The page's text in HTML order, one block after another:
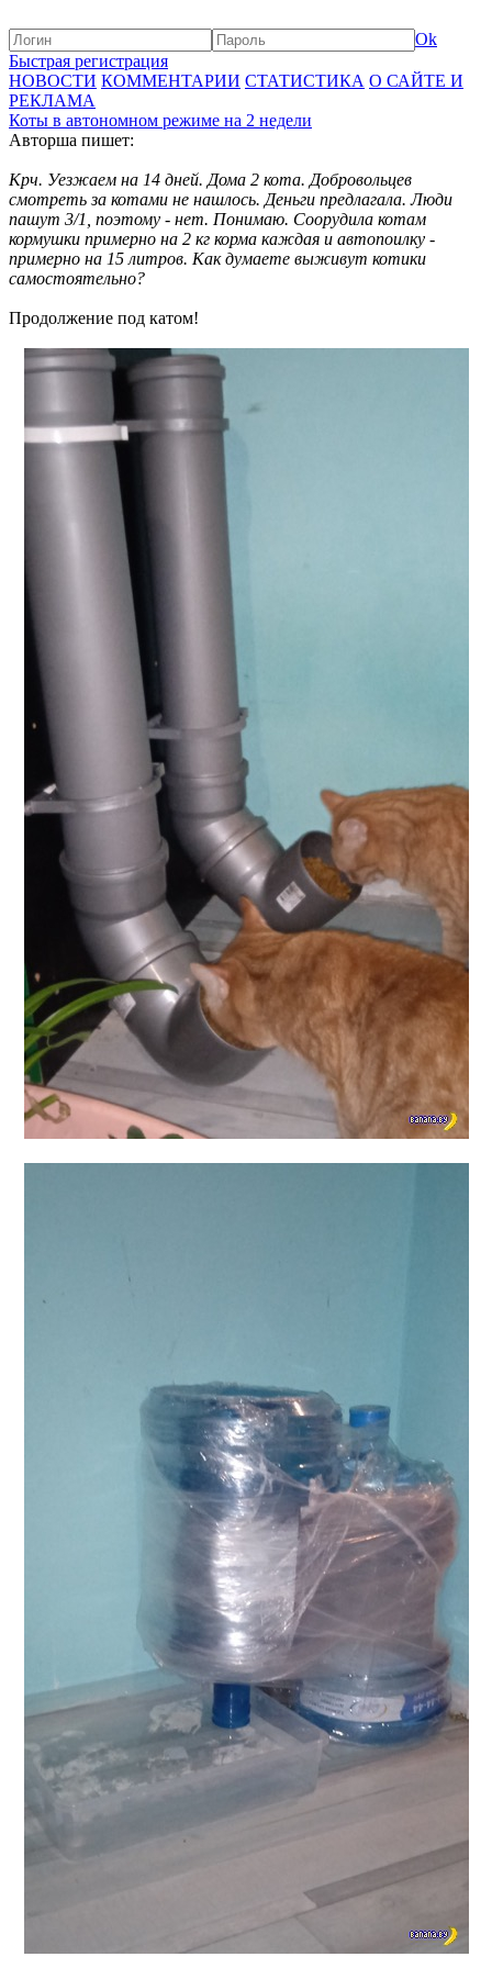
Ok
Быстрая регистрация
НОВОСТИ КОММЕНТАРИИ СТАТИСТИКА О САЙТЕ И
РЕКЛАМА
Коты в автономном режиме на 2 недели
Авторша пишет:
Крч. Уезжаем на 14 дней. Дома 2 кота. Добровольцев
смотреть за котами не нашлось. Деньги предлагала. Люди
пашут 3/1, поэтому - нет. Понимаю. Соорудила котам
кормушки примерно на 2 кг корма каждая и автопоилку -
примерно на 15 литров. Как думаете выживут котики
самостоятельно?
Продолжение под катом!